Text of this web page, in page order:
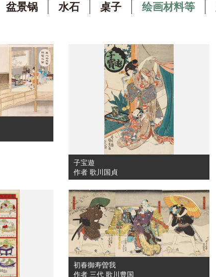
盆景锅 水石 桌子 绘画材料等
子宝遊
作者 歌川国貞
初春御寿曽我
作者 三代 歌川豊国